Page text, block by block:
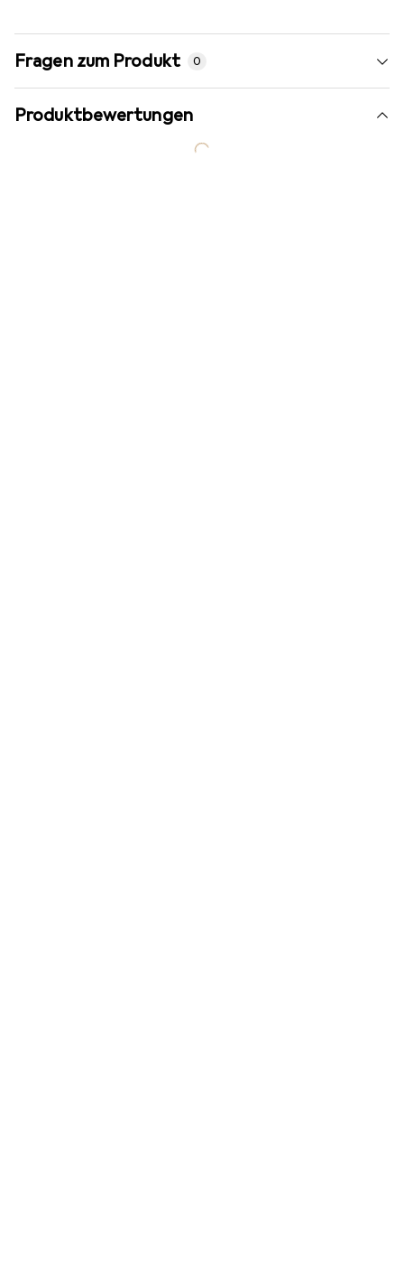
Fragen zum Produkt 0
Produktbewertungen